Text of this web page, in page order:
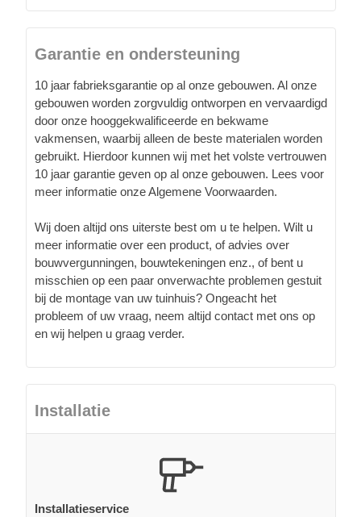
Garantie en ondersteuning
10 jaar fabrieksgarantie op al onze gebouwen. Al onze
gebouwen worden zorgvuldig ontworpen en vervaardigd
door onze hooggekwalificeerde en bekwame
vakmensen, waarbij alleen de beste materialen worden
gebruikt. Hierdoor kunnen wij met het volste vertrouwen
10 jaar garantie geven op al onze gebouwen. Lees voor
meer informatie onze Algemene Voorwaarden.
Wij doen altijd ons uiterste best om u te helpen. Wilt u
meer informatie over een product, of advies over
bouwvergunningen, bouwtekeningen enz., of bent u
misschien op een paar onverwachte problemen gestuit
bij de montage van uw tuinhuis? Ongeacht het
probleem of uw vraag, neem altijd contact met ons op
en wij helpen u graag verder.
Installatie
Installatieservice